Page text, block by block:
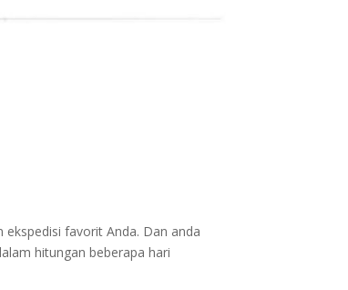
favorit Anda. Dan anda
hitungan beberapa hari